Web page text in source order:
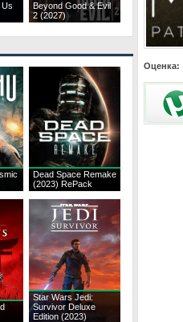
Us
Beyond Good & Evil
2 (2027)
Dead Space Remake
(2023) RePack
Star Wars Jedi:
Survivor Deluxe
Edition (2023)
Оценка: